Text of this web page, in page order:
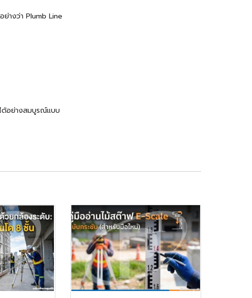
ย่างว่า Plumb Line
ได้อย่างสมบูรณ์แบบ